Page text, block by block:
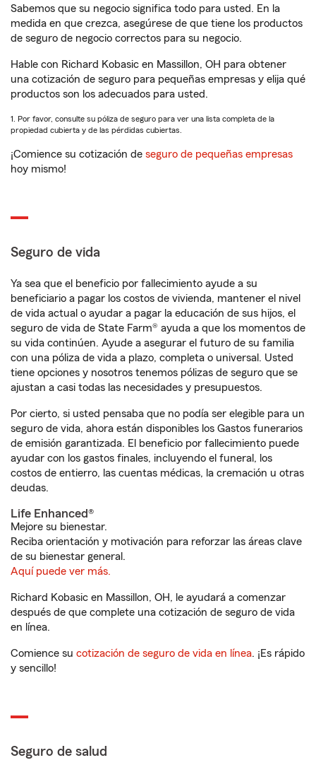
Sabemos que su negocio significa todo para usted. En la
medida en que crezca, asegúrese de que tiene los productos
de seguro de negocio correctos para su negocio.
Hable con Richard Kobasic en Massillon, OH para obtener
una cotización de seguro para pequeñas empresas y elija qué
productos son los adecuados para usted.
1. Por favor, consulte su póliza de seguro para ver una lista completa de la
propiedad cubierta y de las pérdidas cubiertas.
¡Comience su cotización de seguro de pequeñas empresas
hoy mismo!
Seguro de vida
Ya sea que el beneficio por fallecimiento ayude a su
beneficiario a pagar los costos de vivienda, mantener el nivel
de vida actual o ayudar a pagar la educación de sus hijos, el
seguro de vida de State Farm® ayuda a que los momentos de
su vida continúen. Ayude a asegurar el futuro de su familia
con una póliza de vida a plazo, completa o universal. Usted
tiene opciones y nosotros tenemos pólizas de seguro que se
ajustan a casi todas las necesidades y presupuestos.
Por cierto, si usted pensaba que no podía ser elegible para un
seguro de vida, ahora están disponibles los Gastos funerarios
de emisión garantizada. El beneficio por fallecimiento puede
ayudar con los gastos finales, incluyendo el funeral, los
costos de entierro, las cuentas médicas, la cremación u otras
deudas.
Life Enhanced®
Mejore su bienestar.
Reciba orientación y motivación para reforzar las áreas clave
de su bienestar general.
Aquí puede ver más.
Richard Kobasic en Massillon, OH, le ayudará a comenzar
después de que complete una cotización de seguro de vida
en línea.
Comience su cotización de seguro de vida en línea. ¡Es rápido
y sencillo!
Seguro de salud